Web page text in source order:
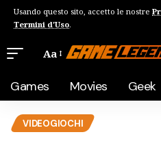
Usando questo sito, accetto le nostre
Termini d'Uso.
Aa
Games Movies Geek
VIDEOGIOCHI